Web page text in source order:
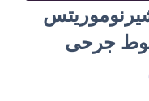
جرحى